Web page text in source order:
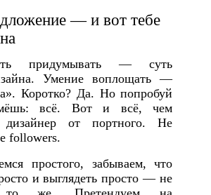
— и вот тебе
придумывать — суть
Умение воплощать —
Коротко? Да. Но попробуй
всё. Вот и всё, чем
дизайнер от портного. Не
followers.
простого, забываем, что
и выглядеть просто — не